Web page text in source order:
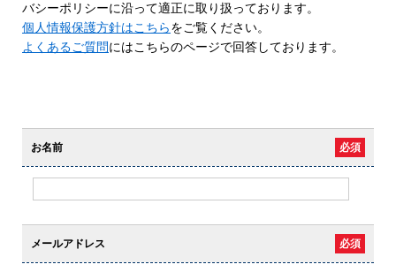
バシーポリシーに沿って適正に取り扱っております。
個人情報保護方針はこちらをご覧ください。
よくあるご質問にはこちらのページで回答しております。
お名前 必須
メールアドレス 必須